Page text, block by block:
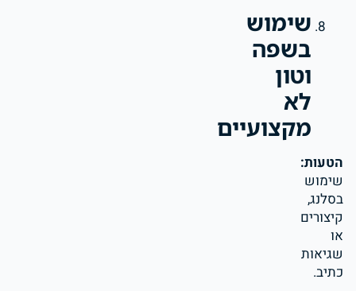
שימוש
בשפה
וטון
לא
מקצועיים
הטעות:
שימוש
בסלנג,
קיצורים
או
שגיאות
כתיב.